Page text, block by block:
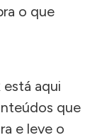
o que
aqui
que
e leve o